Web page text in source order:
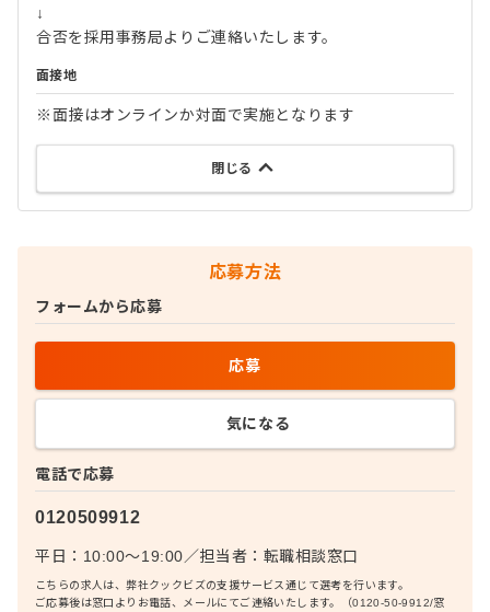
↓
合否を採用事務局よりご連絡いたします。
面接地
※面接はオンラインか対面で実施となります
閉じる
応募方法
電話で応募
0120509912
平日：10:00〜19:00／担当者： 転職相談窓口
こちらの求人は、弊社クックビズの支援サービス通じて選考を行います。
ご応募後は窓口よりお電話、メールにてご連絡いたします。（0120-50-9912/窓
フォームから応募
応募
気になる